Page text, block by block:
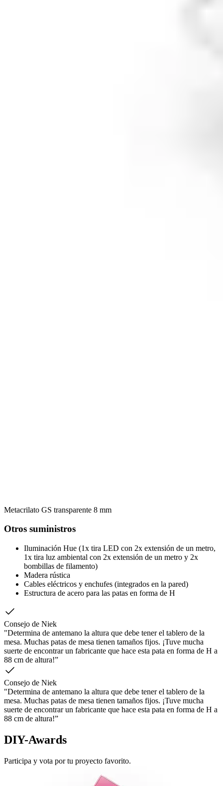
Metacrilato GS transparente 8 mm
Otros suministros
Iluminación Hue (1x tira LED con 2x extensión de un metro,
1x tira luz ambiental con 2x extensión de un metro y 2x
bombillas de filamento)
Madera rústica
Cables eléctricos y enchufes (integrados en la pared)
Estructura de acero para las patas en forma de H
Consejo de Niek
"Determina de antemano la altura que debe tener el tablero de la
mesa. Muchas patas de mesa tienen tamaños fijos. ¡Tuve mucha
suerte de encontrar un fabricante que hace esta pata en forma de H a
88 cm de altura!”
Consejo de Niek
"Determina de antemano la altura que debe tener el tablero de la
mesa. Muchas patas de mesa tienen tamaños fijos. ¡Tuve mucha
suerte de encontrar un fabricante que hace esta pata en forma de H a
88 cm de altura!”
DIY-Awards
Participa y vota por tu proyecto favorito.